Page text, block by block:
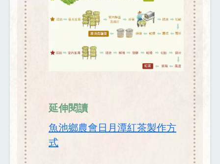
延伸閱讀
魚池鄉農會日月潭紅茶製作方
式